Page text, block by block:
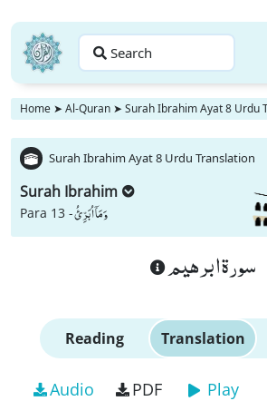
Search
Home ➤ Al-Quran ➤ Surah Ibrahim Ayat 8 Urdu
Surah Ibrahim Ayat 8 Urdu Translation
Surah Ibrahim
Para 13 -وَ مَاۤ اُبَرِّئُ
سورة ابرهيم
Reading Translation
Audio PDF Play